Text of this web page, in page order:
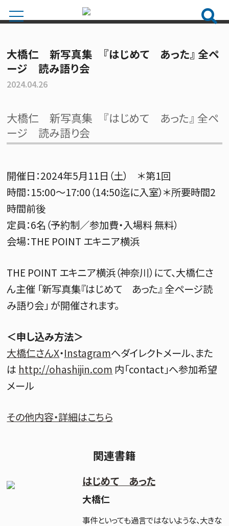
大橋仁 新写真集 『はじめて あった』 全ペ
ージ 読み語り会
2024.04.26
大橋仁 新写真集 『はじめて あった』 全ペ
ージ 読み語り会
開催日：2024年5月11日（土） ＊第1回
時間：15:00～17:00（14:50迄に入室）＊所要時間2
時間前後
定員：6名（予約制／参加費・入場料 無料）
会場：THE POINT エキニア横浜
THE POINT エキニア横浜（神奈川）にて、大橋仁さ
ん主催 「新写真集『はじめて あった』 全ページ読
み語り会」 が開催されます。
＜申し込み方法＞
大橋仁さんX・Instagramへダイレクトメール、また
は http://ohashijin.com 内「contact」へ参加希望
メール
その他内容・詳細はこちら
関連書籍
はじめて あった
大橋仁
事件といっても過言ではないような、大きな